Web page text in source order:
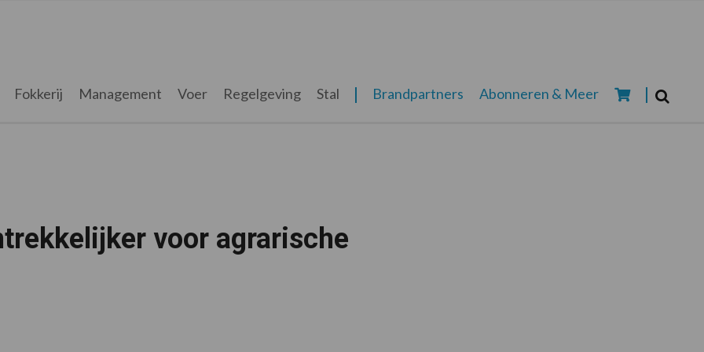
Fokkerij Management Voer Regelgeving Stal Brandpartners Abonneren & Meer
voor agrarische